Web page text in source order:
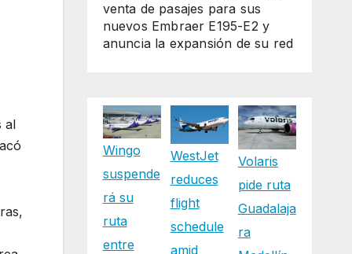
al
venta de pasajes para sus
nuevos Embraer E195-E2 y
anuncia la expansión de su red
Wingo
suspende
rá su
ruta
entre
WestJet
reduces
flight
schedule
amid
Volaris
pide ruta
Guadalaja
ra